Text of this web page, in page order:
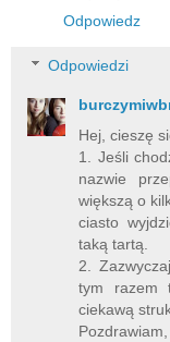
Odpowiedz
Odpowiedzi
Hej, cieszę
1. Jeśli
nazwie
większą o
ciasto
taką tartą.
2.
tym razem
ciekawą
Pozdrawiam,